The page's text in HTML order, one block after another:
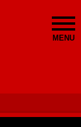
MENU